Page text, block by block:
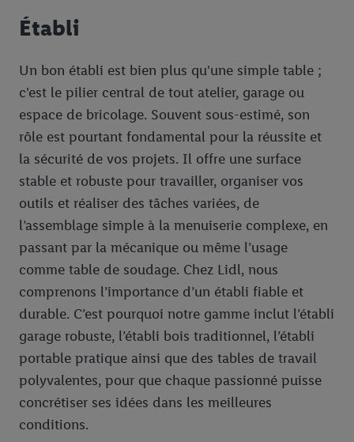
Établi
Un bon établi est bien plus qu'une simple table ;
c'est le pilier central de tout atelier, garage ou
espace de bricolage. Souvent sous-estimé, son
rôle est pourtant fondamental pour la réussite et
la sécurité de vos projets. Il offre une surface
stable et robuste pour travailler, organiser vos
outils et réaliser des tâches variées, de
l’assemblage simple à la menuiserie complexe, en
passant par la mécanique ou même l’usage
comme table de soudage. Chez Lidl, nous
comprenons l’importance d’un établi fiable et
durable. C’est pourquoi notre gamme inclut l’établi
garage robuste, l’établi bois traditionnel, l’établi
portable pratique ainsi que des tables de travail
polyvalentes, pour que chaque passionné puisse
concrétiser ses idées dans les meilleures
conditions.